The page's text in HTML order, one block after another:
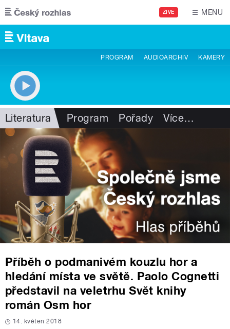
Přejít k hlavnímu obsahu
ŽIVĚ MENU
PROGRAM AUDIOARCHIV KAMERY
Literatura Program Pořady Více…
Příběh o podmanivém kouzlu hor a
hledání místa ve světě. Paolo Cognetti
představil na veletrhu Svět knihy
román Osm hor
14. květen 2018